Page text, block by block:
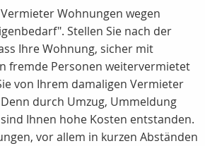
Wohnungen wegen
Stellen Sie nach der
Ihre Wohnung, sicher mit
fremde Personen weitervermietet
von Ihrem damaligen Vermieter
durch Umzug, Ummeldung
Ihnen hohe Kosten entstanden.
vor allem in kurzen Abständen